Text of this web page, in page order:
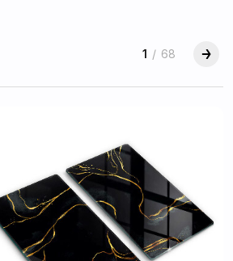
1 / 68